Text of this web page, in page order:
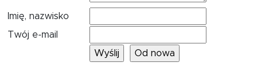
Imię, nazwisko
Twój e-mail